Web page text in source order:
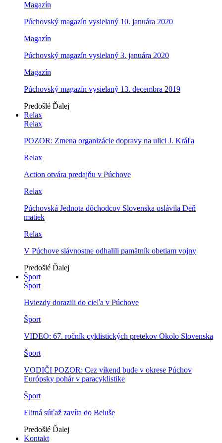
Magazín
Púchovský magazín vysielaný 10. januára 2020
Magazín
Púchovský magazín vysielaný 3. januára 2020
Magazín
Púchovský magazín vysielaný 13. decembra 2019
Predošlé Ďalej
Relax
Relax
POZOR: Zmena organizácie dopravy na ulici J. Kráľa
Relax
Action otvára predajňu v Púchove
Relax
Púchovská Jednota dôchodcov Slovenska oslávila Deň
matiek
Relax
V Púchove slávnostne odhalili pamätník obetiam vojny
Predošlé Ďalej
Šport
Šport
Hviezdy dorazili do cieľa v Púchove
Šport
VIDEO: 67. ročník cyklistických pretekov Okolo Slovenska
Šport
VODIČI POZOR: Cez víkend bude v okrese Púchov
Európsky pohár v paracyklistike
Šport
Elitná súťaž zavíta do Beluše
Predošlé Ďalej
Kontakt